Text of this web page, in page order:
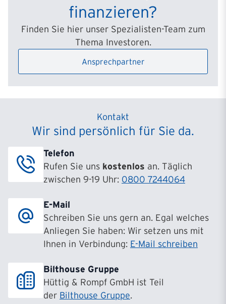
Filiale Essen
Goethestraße 87
45130
Filiale Hamburg
Barmbeker Straße 8
22303
Hamburg
Maria-Montessori-Allee 10
63457
Hanau
Filiale Hannover
30519
Hannover
Filiale Köln
finanzieren?
Finden Sie hier unser Spezialisten-Team zum
Thema Investoren.
Ansprechpartner
Kontakt
Wir sind persönlich für Sie da.
Telefon
Rufen Sie uns kostenlos an. Täglich
zwischen 9-19 Uhr: 0800 7244064
E-Mail
Schreiben Sie uns gern an. Egal welches
Anliegen Sie haben: Wir setzen uns mit
Ihnen in Verbindung: E-Mail schreiben
Bilthouse Gruppe
Hüttig & Rompf GmbH ist Teil
der Bilthouse Gruppe.